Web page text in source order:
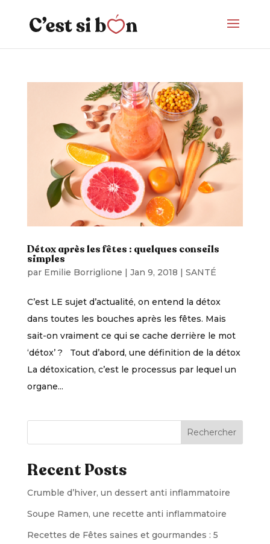
Détox après les fêtes : quelques conseils
simples
par Emilie Borriglione | Jan 9, 2018 | SANTÉ
C’est LE sujet d’actualité, on entend la détox
dans toutes les bouches après les fêtes. Mais
sait-on vraiment ce qui se cache derrière le mot
‘détox’ ? Tout d’abord, une définition de la détox
La détoxication, c’est le processus par lequel un
organe...
Rechercher
Recent Posts
Crumble d’hiver, un dessert anti inflammatoire
Soupe Ramen, une recette anti inflammatoire
Recettes de Fêtes saines et gourmandes : 5